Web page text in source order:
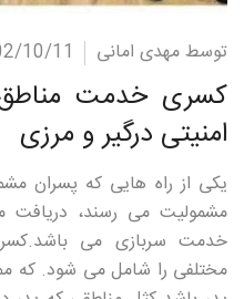
توسط مهدی امانی 10/11
کسری خدمت
امنیتی درگیر و مرزی
یکی از راه هایی که پسران
مشمولیت می رسند، دریافت
خدمت سربازی می
مختلفی را شامل می ‌شود. که